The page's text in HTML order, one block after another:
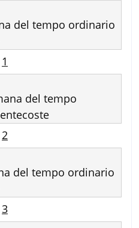
del tempo ordinario
1
del tempo
2
del tempo ordinario
3